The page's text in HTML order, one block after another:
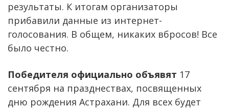
результаты. К итогам организаторы
прибавили данные из интернет-
голосования. В общем, никаких вбросов! Все
было честно.
Победителя официально объявят 17
сентября на празднествах, посвященных
дню рождения Астрахани. Для всех будет